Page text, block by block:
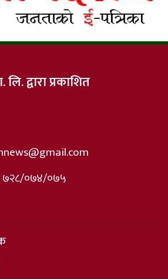
लि. द्वारा प्रकाशित
७२८/०७४/०७५